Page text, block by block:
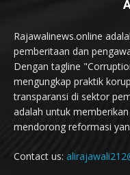
Rajawalinews.online
pemberitaan dan
Dengan tagline
mengungkap praktik
transparansi di sektor
adalah untuk
mendorong reformasi
Contact us: